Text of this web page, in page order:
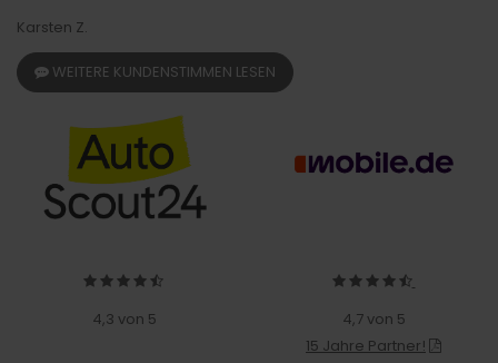
Karsten Z.
WEITERE KUNDENSTIMMEN LESEN
4,3 von 5
4,7 von 5
15 Jahre Partner!